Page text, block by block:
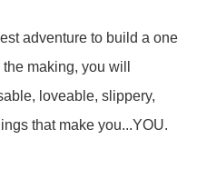
adventure to build a one
making, you will
loveable, slippery,
that make you...YOU.